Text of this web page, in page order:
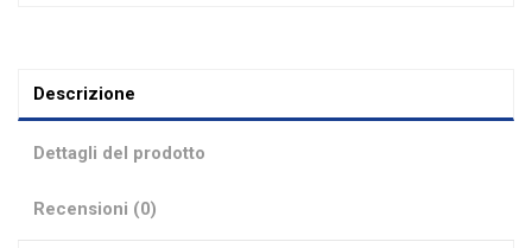
Descrizione
Dettagli del prodotto
Recensioni (0)